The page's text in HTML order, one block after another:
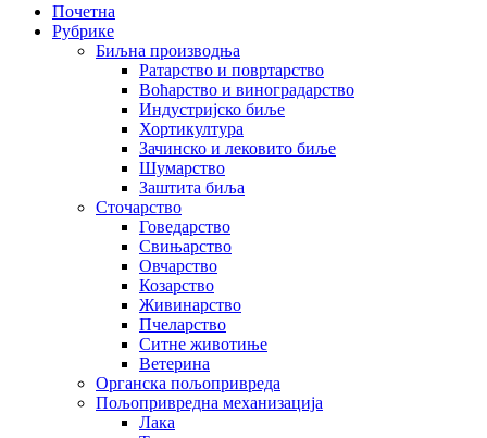
Почетна
Рубрике
Биљна производња
Ратарство и повртарство
Воћарство и виноградарство
Индустријско биље
Хортикултура
Зачинско и лековито биље
Шумарство
Заштита биља
Сточарство
Говедарство
Свињарство
Овчарство
Козарство
Живинарство
Пчеларство
Ситне животиње
Ветерина
Органска пољопривреда
Пољопривредна механизација
Лака